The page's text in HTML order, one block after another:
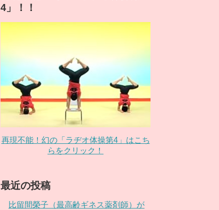
4」！！
再現不能！幻の「ラヂオ体操第4」はこち
らをクリック！
最近の投稿
比留間榮子（最高齢ギネス薬剤師）が